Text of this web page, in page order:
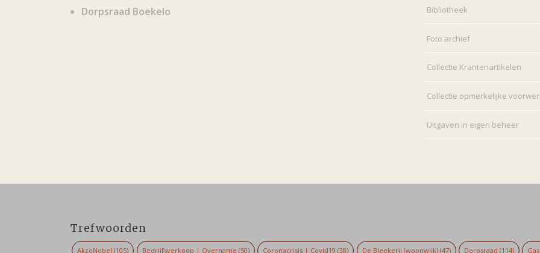
Dorpsraad Boekelo
Bibliotheek
Foto archief
Collectie Krantenartikelen
Collectie opmerkelijke
Uitgaven in eigen beheer
Trefwoorden
AkzoNobel (105) Bedrijfsverkoop | Overname (50) Coronacrisis | Covid19 (38) De Bleekerij (woonwijk)(47) Dorpsraad (114)